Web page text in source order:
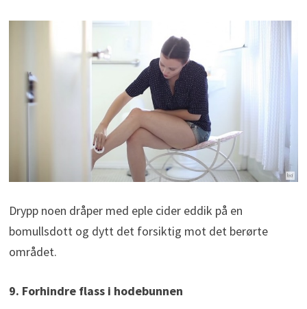
Drypp noen dråper med eple cider eddik på en
bomullsdott og dytt det forsiktig mot det berørte
området.
9. Forhindre flass i hodebunnen